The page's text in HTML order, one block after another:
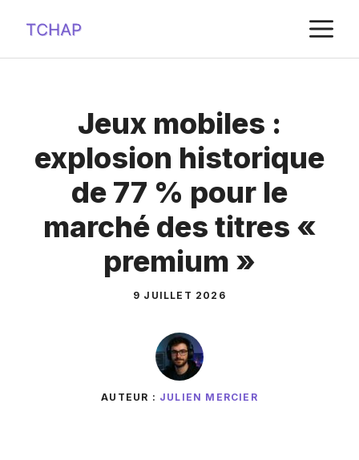
contenu
Jeux mobiles :
explosion historique
de 77 % pour le
marché des titres «
premium »
9 JUILLET 2026
AUTEUR : JULIEN MERCIER